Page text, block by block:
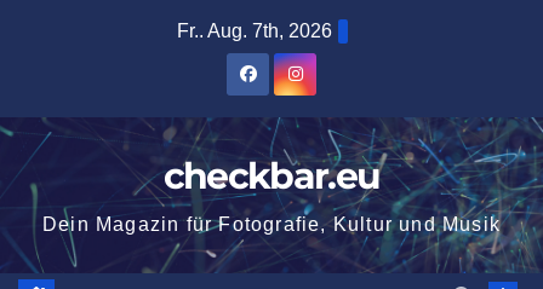
Fr.. Aug. 7th, 2026
checkbar.eu
Dein Magazin für Fotografie, Kultur und Musik